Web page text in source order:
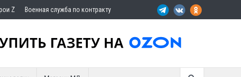
Z Военная служба по контракту